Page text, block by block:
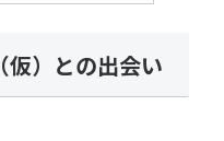
仮）との出会い